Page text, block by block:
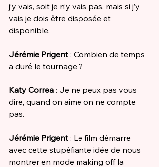
j’y vais, soit je n’y vais pas, mais si j’y
vais je dois être disposée et
disponible.
Jérémie Prigent : Combien de temps
a duré le tournage ?
Katy Correa : Je ne peux pas vous
dire, quand on aime on ne compte
pas.
Jérémie Prigent : Le film démarre
avec cette stupéfiante idée de nous
montrer en mode making off la